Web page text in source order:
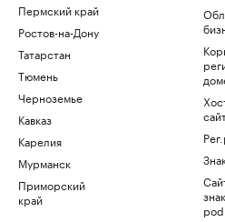
Пермский край
Ростов-на-Дону
Татарстан
Тюмень
Черноземье
Кавказ
Карелия
Мурманск
Приморский
край